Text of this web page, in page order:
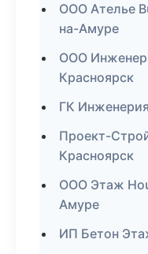
ООО Ателье
на-Амуре
ООО
Красноярск
ГК
Проект-
Красноярск
ООО Этаж
Амуре
ИП Бетон